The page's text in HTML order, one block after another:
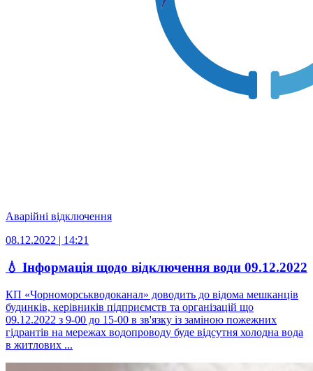
Аварійні відключення
08.12.2022 | 14:21
💧 Інформація щодо відключення води 09.12.2022
КП «Чорноморськводоканал» доводить до відома мешканців
будинків, керівників підприємств та організацій що
09.12.2022 з 9-00 до 15-00 в зв'язку із заміною пожежних
гідрантів на мережах водопроводу буде відсутня холодна вода
в житлових ...